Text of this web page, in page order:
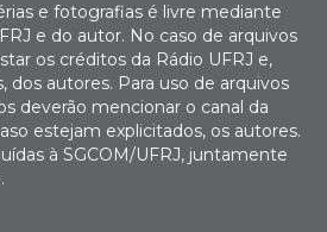
e fotografias é livre mediante
e do autor. No caso de arquivos
os créditos da Rádio UFRJ e,
dos autores. Para uso de arquivos
deverão mencionar o canal da
estejam explicitados, os autores.
à SGCOM/UFRJ, juntamente